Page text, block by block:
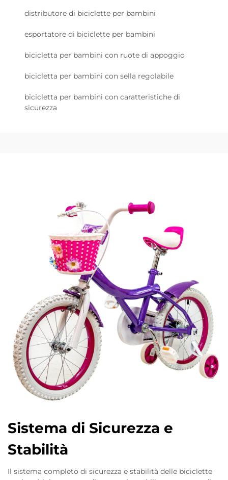
distributore di biciclette per bambini
esportatore di biciclette per bambini
bicicletta per bambini con ruote di appoggio
bicicletta per bambini con sella regolabile
bicicletta per bambini con caratteristiche di
sicurezza
Sistema di Sicurezza e
Stabilità
Il sistema completo di sicurezza e stabilità delle biciclette